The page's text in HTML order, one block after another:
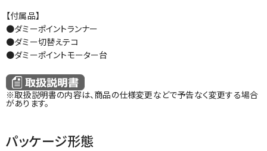
【付属品】
●ダミーポイントランナー
●ダミー切替えテコ
●ダミーポイントモーター台
※取扱説明書の内容は、商品の仕様変更などで予告なく変更する場合
があります。
パッケージ形態